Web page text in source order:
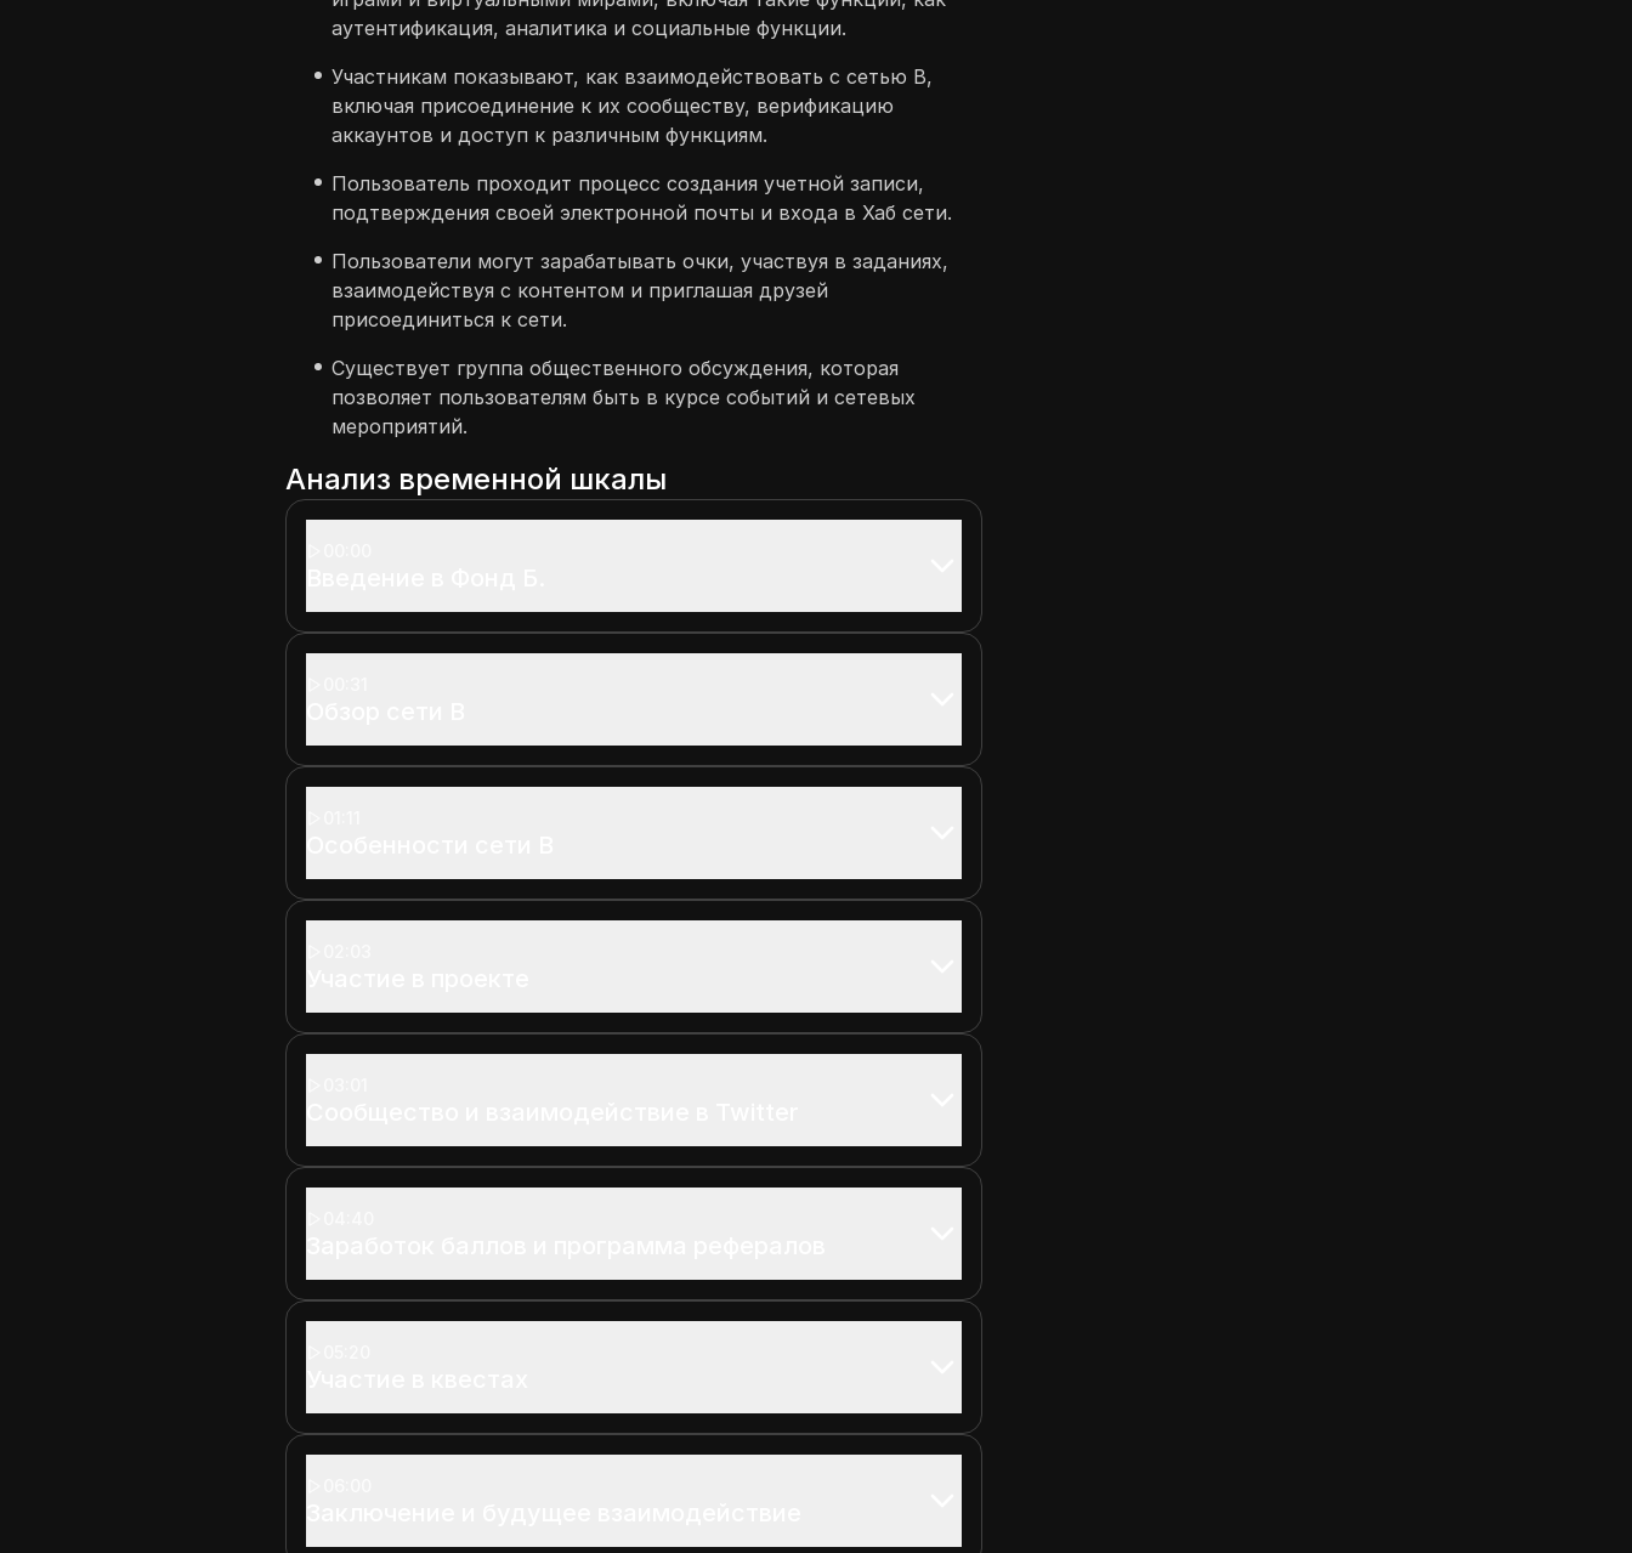
аутентификация, аналитика и социальные функции.
Участникам показывают, как взаимодействовать с сетью B,
включая присоединение к их сообществу, верификацию
аккаунтов и доступ к различным функциям.
Пользователь проходит процесс создания учетной записи,
подтверждения своей электронной почты и входа в Хаб сети.
Пользователи могут зарабатывать очки, участвуя в заданиях,
взаимодействуя с контентом и приглашая друзей
присоединиться к сети.
Существует группа общественного обсуждения, которая
позволяет пользователям быть в курсе событий и сетевых
мероприятий.
Анализ временной шкалы